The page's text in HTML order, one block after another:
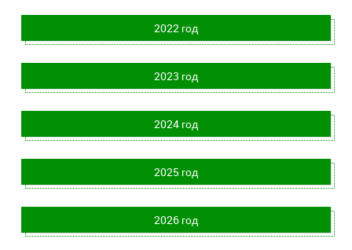
2022 год
2023 год
2024 год
2025 год
2026 год